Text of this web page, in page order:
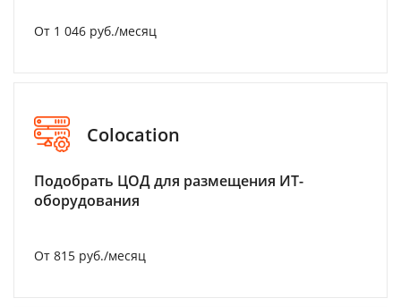
От 1 046 руб./месяц
Colocation
Подобрать ЦОД для размещения ИТ-
оборудования
От 815 руб./месяц